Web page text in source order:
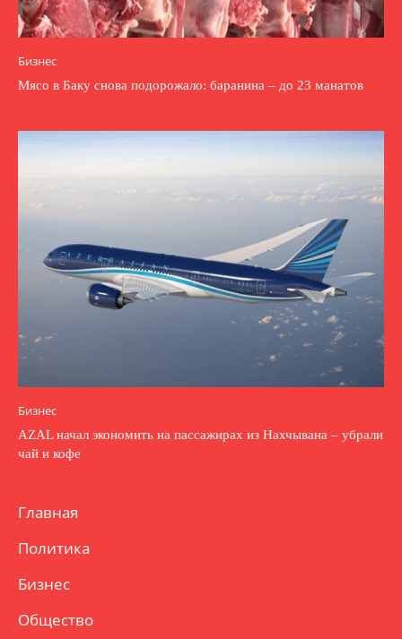
Бизнес
Мясо в Баку снова подорожало: баранина – до 23 манатов
Бизнес
AZAL начал экономить на пассажирах из Нахчывана – убрали
чай и кофе
Главная
Политика
Бизнес
Общество